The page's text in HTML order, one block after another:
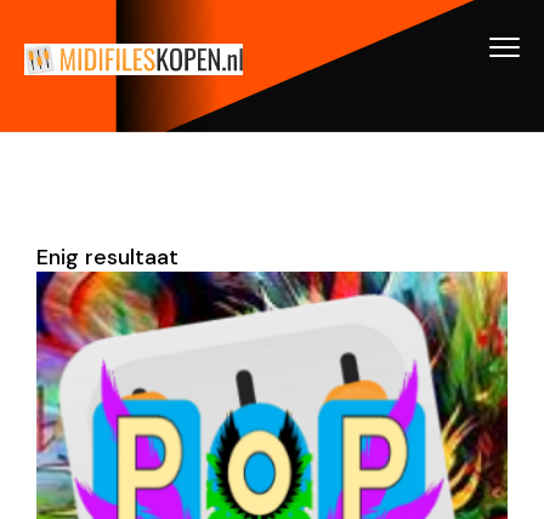
Enig resultaat